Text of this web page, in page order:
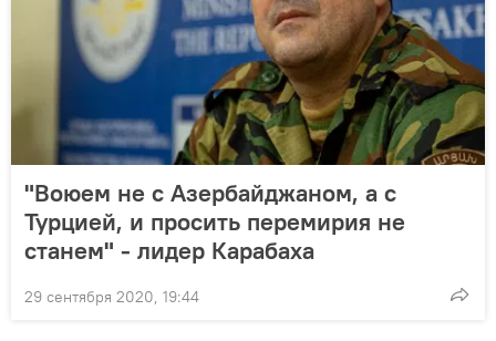
"Воюем не с Азербайджаном, а с
Турцией, и просить перемирия не
станем" - лидер Карабаха
29 сентября 2020, 19:44